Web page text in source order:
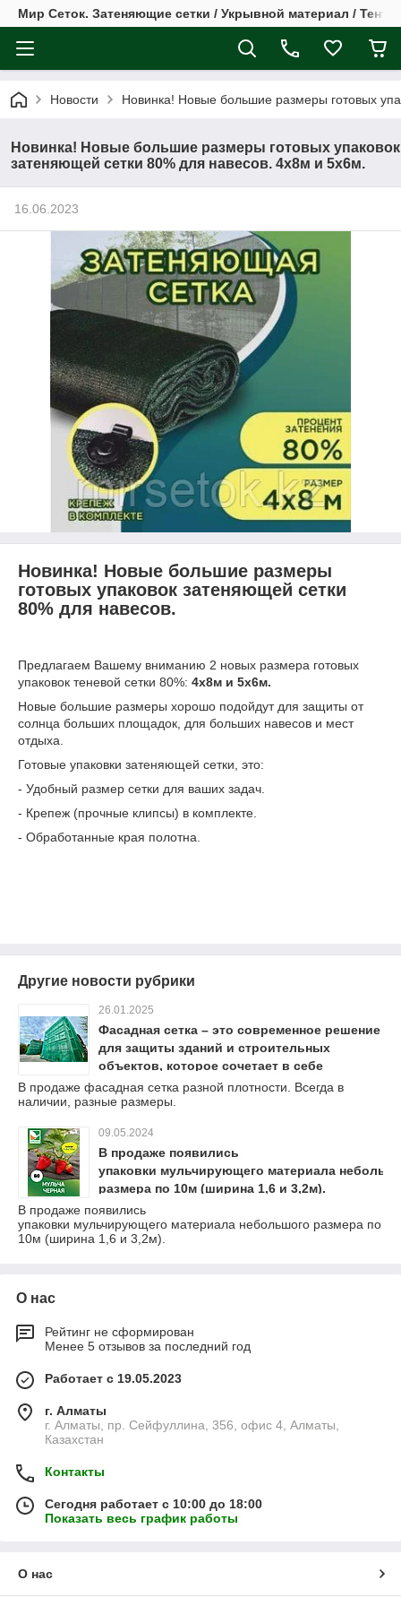
Мир Сеток. Затеняющие сетки / Укрывной материал /
Новости Новинка! Новые большие размеры готовых
Новинка! Новые большие размеры готовых упаковок
затеняющей сетки 80% для навесов. 4х8м и 5х6м.
16.06.2023
Новинка! Новые большие размеры
готовых упаковок затеняющей сетки
80% для навесов.
Предлагаем Вашему вниманию 2 новых размера готовых
упаковок теневой сетки 80%: 4х8м и 5х6м.
Новые большие размеры хорошо подойдут для защиты от
солнца больших площадок, для больших навесов и мест
отдыха.
Готовые упаковки затеняющей сетки, это:
- Удобный размер сетки для ваших задач.
- Крепеж (прочные клипсы) в комплекте.
- Обработанные края полотна.
Другие новости рубрики
26.01.2025
Фасадная сетка – это современное решение
для защиты зданий и строительных
объектов, которое сочетает в себе
функциональность и эстетичный внешний
вид.
В продаже фасадная сетка разной плотности. Всегда в
наличии, разные размеры.
09.05.2024
В продаже появились
упаковки мульчирующего материала
размера по 10м (ширина 1,6 и 3,2м).
В продаже появились
упаковки мульчирующего материала небольшого размера по
10м (ширина 1,6 и 3,2м).
О нас
Рейтинг не сформирован
Менее 5 отзывов за последний год
Работает с 19.05.2023
г. Алматы
г. Алматы, пр. Сейфуллина, 356, офис 4, Алматы,
Казахстан
Контакты
Сегодня работает с 10:00 до 18:00
Показать весь график работы
О нас